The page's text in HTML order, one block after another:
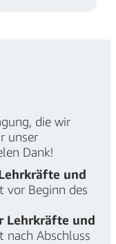
die wir
unser
Dank!
und
vor Beginn des
Lehrkräfte und
nach Abschluss